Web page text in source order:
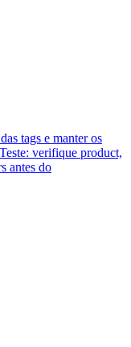
tags e manter os
verifique product,
antes do